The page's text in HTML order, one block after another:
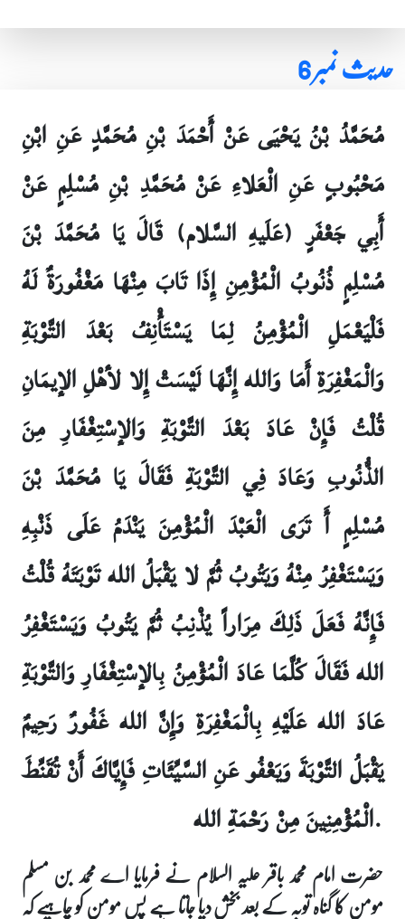
حدیث نمبر 6
مُحَمَّدُ بْنُ يَحْيَى عَنْ أَحْمَدَ بْنِ مُحَمَّدٍ عَنِ ابْنِ
مَحْبُوبٍ عَنِ الْعَلاءِ عَنْ مُحَمَّدِ بْنِ مُسْلِمٍ عَنْ
أَبِي جَعْفَرٍ (عَلَيهِ السَّلام) قَالَ يَا مُحَمَّدَ بْنَ
مُسْلِمٍ ذُنُوبُ الْمُؤْمِنِ إِذَا تَابَ مِنْهَا مَغْفُورَةٌ لَهُ
فَلْيَعْمَلِ الْمُؤْمِنُ لِمَا يَسْتَأْنِفُ بَعْدَ التَّوْبَةِ
وَالْمَغْفِرَةِ أَمَا وَالله إِنَّهَا لَيْسَتْ إِلا لأهْلِ الإيمَانِ
قُلْتُ فَإِنْ عَادَ بَعْدَ التَّوْبَةِ وَالإسْتِغْفَارِ مِنَ
الذُّنُوبِ وَعَادَ فِي التَّوْبَةِ فَقَالَ يَا مُحَمَّدَ بْنَ
مُسْلِمٍ أَ تَرَى الْعَبْدَ الْمُؤْمِنَ يَنْدَمُ عَلَى ذَنْبِهِ
وَيَسْتَغْفِرُ مِنْهُ وَيَتُوبُ ثُمَّ لا يَقْبَلُ الله تَوْبَتَهُ قُلْتُ
فَإِنَّهُ فَعَلَ ذَلِكَ مِرَاراً يُذْنِبُ ثُمَّ يَتُوبُ وَيَسْتَغْفِرُ
الله فَقَالَ كُلَّمَا عَادَ الْمُؤْمِنُ بِالإسْتِغْفَارِ وَالتَّوْبَةِ
عَادَ الله عَلَيْهِ بِالْمَغْفِرَةِ وَإِنَّ الله غَفُورٌ رَحِيمٌ
يَقْبَلُ التَّوْبَةَ وَيَعْفُو عَنِ السَّيِّئَاتِ فَإِيَّاكَ أَنْ تُقَنِّطَ
الْمُؤْمِنِينَ مِنْ رَحْمَةِ الله.
حضرت امام محمد باقر علیہ السلام نے فرمایا اے محمد بن مسلم
مومن کا گناہ توبہ کے بعد بخش دیا جاتا ہے پس مومن کو چاہیے کہ